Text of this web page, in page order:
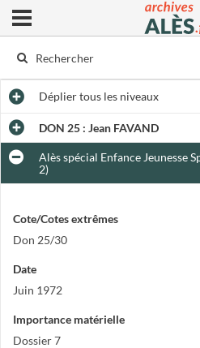
Archives
Ouvrir le menu déroulant
Dépliertous les niveaux
DON 25 : Jean FAVAND
Alès spécial Enfance Jeunesse
2)
Cote/Cotes extrêmes
Don 25/30
Date
Juin 1972
Importance matérielle
Dossier 7